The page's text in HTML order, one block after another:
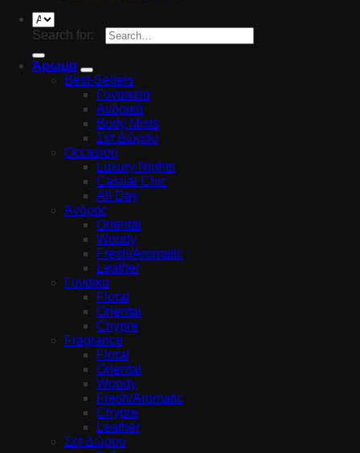
Search for:
Άρωμα
Best-Sellers
Γυναικεία
Ανδρικά
Body Mists
Σετ Δώρου
Occasion
Luxury Nights
Casual Chic
All Day
Άνδρας
Oriental
Woody
Fresh/Aromatic
Leather
Γυναίκα
Floral
Oriental
Chypre
Fragrance
Floral
Oriental
Woody
Fresh/Aromatic
Chypre
Leather
Σετ Δώρου